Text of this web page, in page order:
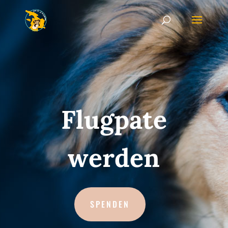
Flugpate
werden
SPENDEN